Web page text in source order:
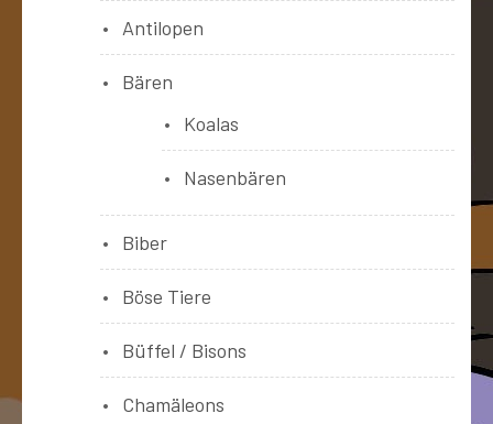
Antilopen
Bären
Koalas
Nasenbären
Biber
Böse Tiere
Büffel / Bisons
Chamäleons